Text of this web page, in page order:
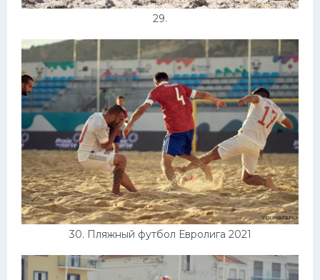
29.
30. Пляжный футбол Евролига 2021